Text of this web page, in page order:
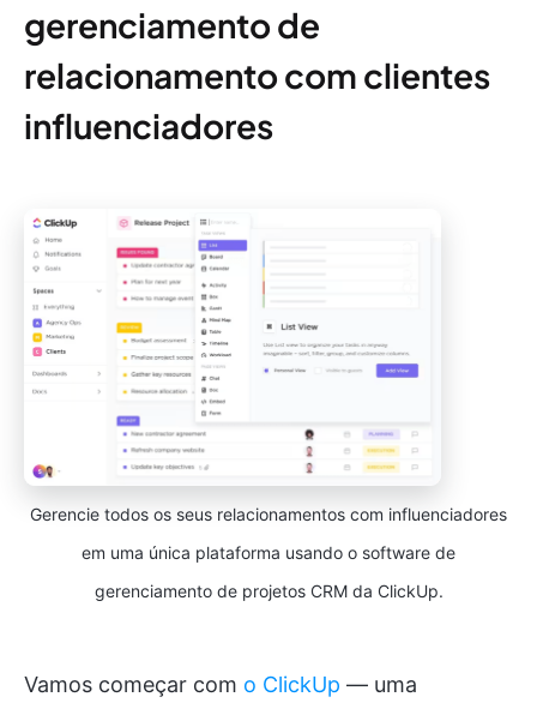
gerenciamento de
relacionamento com clientes
influenciadores
Gerencie todos os seus relacionamentos com influenciadores
em uma única plataforma usando o software de
gerenciamento de projetos CRM da ClickUp.
Vamos começar com o ClickUp — uma